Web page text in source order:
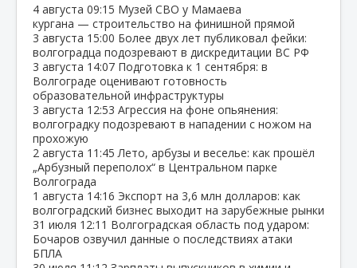
4 августа 09:15 Музей СВО у Мамаева
кургана — строительство на финишной прямой
3 августа 15:00 Более двух лет публиковал фейки:
волгоградца подозревают в дискредитации ВС РФ
3 августа 14:07 Подготовка к 1 сентября: в
Волгограде оценивают готовность
образовательной инфраструктуры
3 августа 12:53 Агрессия на фоне опьянения:
волгоградку подозревают в нападении с ножом на
прохожую
2 августа 11:45 Лето, арбузы и веселье: как прошёл
„Арбузный переполох“ в Центральном парке
Волгограда
1 августа 14:16 Экспорт на 3,6 млн долларов: как
волгоградский бизнес выходит на зарубежные рынки
31 июля 12:11 Волгоградская область под ударом:
Бочаров озвучил данные о последствиях атаки
БПЛА